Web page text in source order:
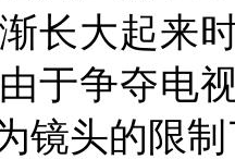
长大起来
于争夺电
镜头的限